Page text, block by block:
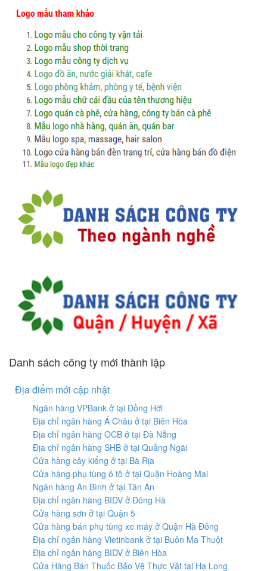
Danh sách công ty mới thành lập
Địa điểm mới cập nhật
Ngân hàng VPBank ở tại Đồng Hới
Địa chỉ ngân hàng Á Châu ở tại Biên Hòa
Địa chỉ ngân hàng OCB ở tại Đà Nẵng
Địa chỉ ngân hàng SHB ở tại Quảng Ngãi
Cửa hàng cây kiểng ở tại Bà Rịa
Cửa hàng phụ tùng ô tô ở tại Quận Hoàng Mai
Ngân hàng An Bình ở tại Tân An
Địa chỉ ngân hàng BIDV ở Đông Hà
Cửa hàng sơn ở tại Quận 5
Cửa hàng bán phụ tùng xe máy ở Quận Hà Đông
Địa chỉ ngân hàng Vietinbank ở tại Buôn Ma Thuột
Địa chỉ ngân hàng BIDV ở Biên Hòa
Cửa Hàng Bán Thuốc Bảo Vệ Thực Vật tại Hạ Long